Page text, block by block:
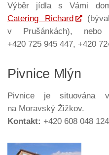
Výběr jídla s Vámi
Catering Richard
v Prušánkách),
+420 725 945 447, +420
Pivnice Mlýn
Pivnice je situována
na Moravský Žižkov.
Kontakt: +420 608 048 124